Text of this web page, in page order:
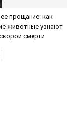
прощание: как
животные узнают
смерти